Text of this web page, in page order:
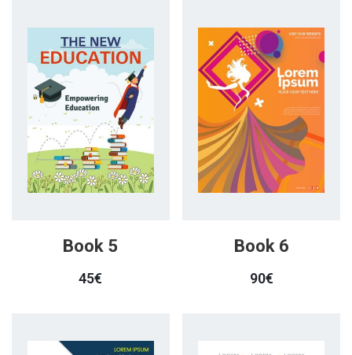
Book 5
45€
Book 6
90€